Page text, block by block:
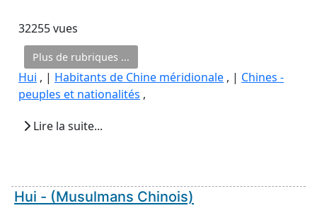
32255 vues
Plus de rubriques ...
Hui , | Habitants de Chine méridionale , | Chines -
peuples et nationalités ,
Lire la suite...
Hui - (Musulmans Chinois)